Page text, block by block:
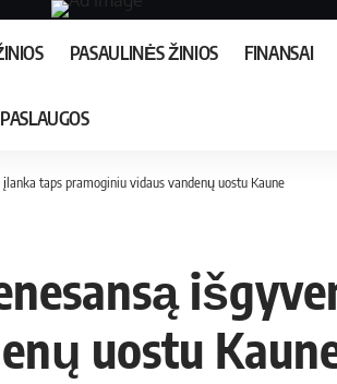
PASAULINĖS ŽINIOS FINANSAI
PASLAUGOS
taps pramoginiu vidaus vandenų uostu Kaune
uostu